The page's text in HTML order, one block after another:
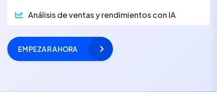
Análisis de ventas y rendimientos con IA
EMPEZAR AHORA